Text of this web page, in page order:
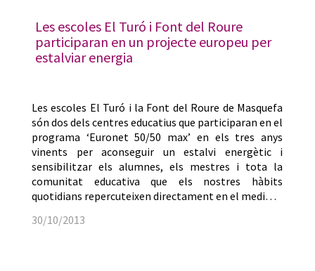
Les escoles El Turó i Font del Roure
participaran en un projecte europeu per
estalviar energia
Les escoles El Turó i la Font del Roure de Masquefa
són dos dels centres educatius que participaran en el
programa ‘Euronet 50/50 max’ en els tres anys
vinents per aconseguir un estalvi energètic i
sensibilitzar els alumnes, els mestres i tota la
comunitat educativa que els nostres hàbits
quotidians repercuteixen directament en el medi…
30/10/2013